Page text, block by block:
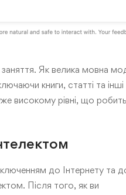
Як велика мовна
книги, статті та інші
високому рівні, що
до Інтернету та
Після того, як ви